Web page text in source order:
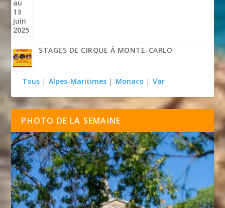
STAGES DE CIRQUE À MONTE-CARLO
Tous | Alpes-Maritimes | Monaco | Var
PHOTO DE LA SEMAINE